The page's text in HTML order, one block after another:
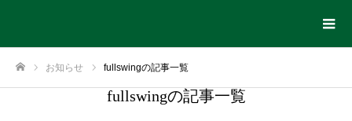
お知らせ fullswingの記事一覧
fullswingの記事一覧